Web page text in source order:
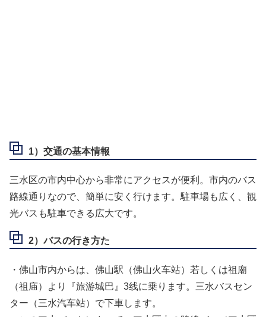
1）交通の基本情報
三水区の市内中心から非常にアクセスが便利。市内のバス
路線通りなので、簡単に安く行けます。駐車場も広く、観
光バスも駐車できる広大です。
2）バスの行き方た
・佛山市内からは、佛山駅（佛山火车站）若しくは祖廟
（祖庙）より『旅游城巴』3线に乗ります。三水バスセン
ター（三水汽车站）で下車します。